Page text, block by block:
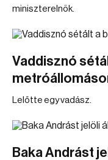
miniszterelnök.
Vaddisznó
Lelőtte egy vadász.
Baka Andrást